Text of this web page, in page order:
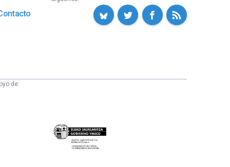
de:
Eusko
Jaurlaritza